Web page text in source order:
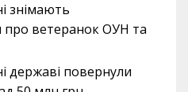
знімають
ветеранок ОУН та
державі повернули